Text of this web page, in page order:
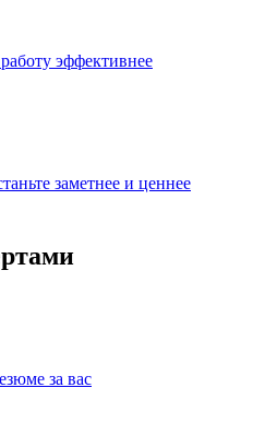
эффективнее
заметнее и ценнее
за вас